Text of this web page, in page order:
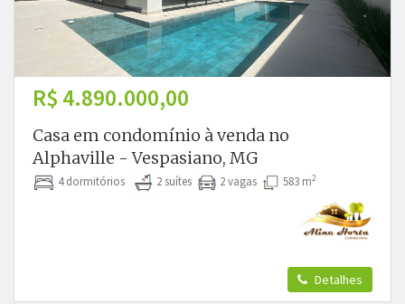
R$ 4.890.000,00
Casa em condomínio à venda no
Alphaville - Vespasiano, MG
4 dormitórios 2 suítes 2 vagas 583 m2
Detalhes